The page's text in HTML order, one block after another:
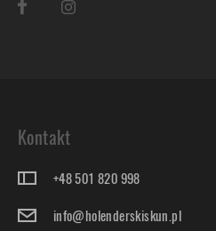
Kontakt
+48 501 820 998
info@holenderskiskun.pl